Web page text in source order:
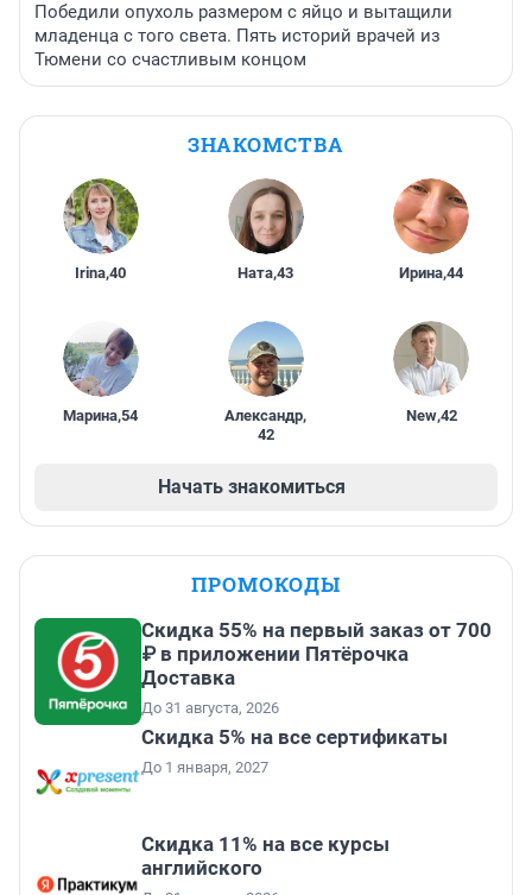
Победили опухоль размером с яйцо и вытащили
младенца с того света. Пять историй врачей из
Тюмени со счастливым концом
ЗНАКОМСТВА
Irina,40 Ната,43 Ирина,44
Марина,54 Александр,
42
New,42
Начать знакомиться
ПРОМОКОДЫ
Скидка 55% на первый заказ от 700
₽ в приложении Пятёрочка
Доставка
До 31 августа, 2026
Скидка 5% на все сертификаты
До 1 января, 2027
Скидка 11% на все курсы
английского